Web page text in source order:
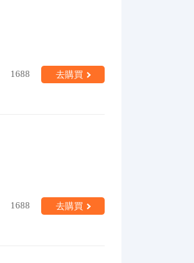
1688 去購買
1688 去購買